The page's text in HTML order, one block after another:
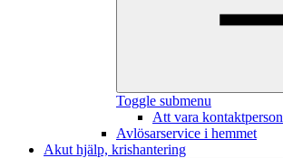
Toggle submenu
Att vara kontaktperson
Avlösarservice i hemmet
Akut hjälp, krishantering